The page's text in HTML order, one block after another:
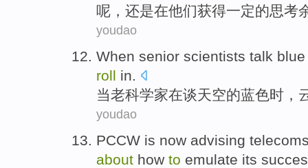
呢 ， 还是在他们获得一定的思考
youdao
When senior scientists talk blue
roll in.
当老科学家在谈天空的蓝色时，
youdao
PCCW is now advising
about how to emulate its